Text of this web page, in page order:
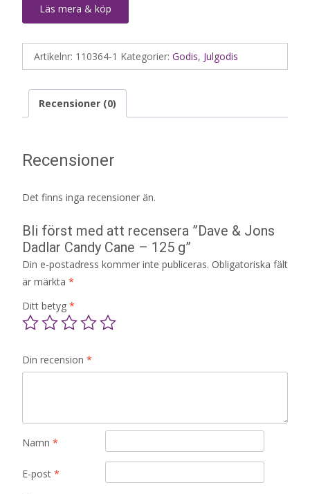
Läs mera & köp
Artikelnr: 110364-1 Kategorier: Godis, Julgodis
Recensioner (0)
Recensioner
Det finns inga recensioner än.
Bli först med att recensera ”Dave & Jons
Dadlar Candy Cane – 125 g”
Din e-postadress kommer inte publiceras. Obligatoriska fält
är märkta *
Ditt betyg *
Din recension *
Namn *
E-post *